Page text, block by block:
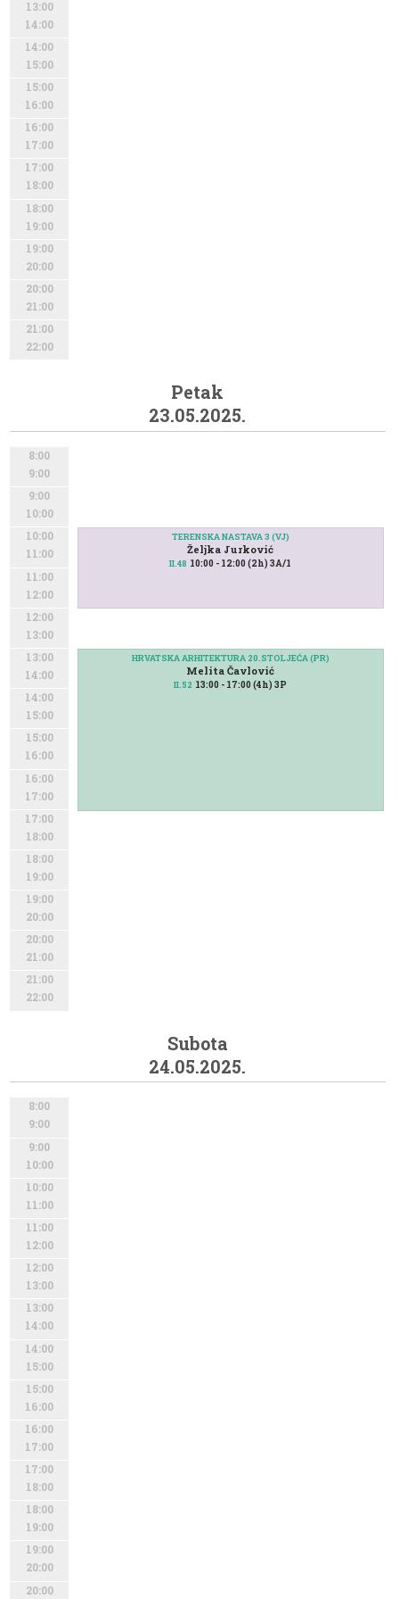
13:00
14:00
14:00
15:00
15:00
16:00
16:00
17:00
17:00
18:00
18:00
19:00
19:00
20:00
20:00
21:00
21:00
22:00
Petak
23.05.2025.
8:00
9:00
9:00
10:00
10:00
11:00
11:00
12:00
12:00
13:00
13:00
14:00
14:00
15:00
15:00
16:00
16:00
17:00
17:00
18:00
18:00
19:00
19:00
20:00
20:00
21:00
21:00
22:00
TERENSKA NASTAVA 3 (VJ)
Željka Jurković
II.48 10:00 - 12:00 (2h) 3A/1
HRVATSKA ARHITEKTURA 20.STOLJEĆA (PR)
Melita Čavlović
II.52 13:00 - 17:00 (4h) 3P
Subota
24.05.2025.
8:00
9:00
9:00
10:00
10:00
11:00
11:00
12:00
12:00
13:00
13:00
14:00
14:00
15:00
15:00
16:00
16:00
17:00
17:00
18:00
18:00
19:00
19:00
20:00
20:00